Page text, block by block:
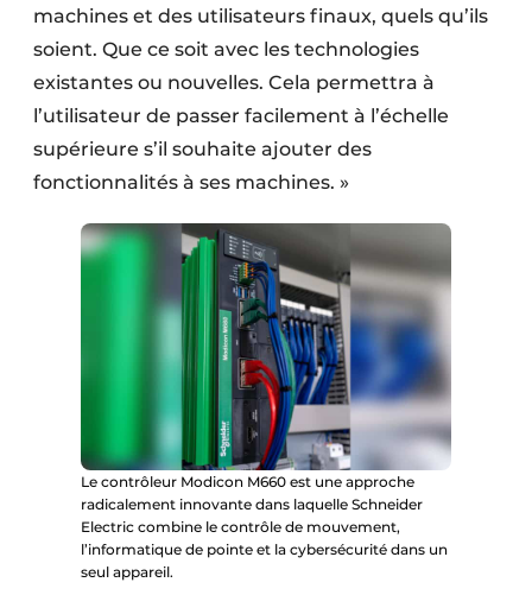
machines et des utilisateurs finaux, quels qu’ils
soient. Que ce soit avec les technologies
existantes ou nouvelles. Cela permettra à
l’utilisateur de passer facilement à l’échelle
supérieure s’il souhaite ajouter des
fonctionnalités à ses machines. »
Le contrôleur Modicon M660 est une approche
radicalement innovante dans laquelle Schneider
Electric combine le contrôle de mouvement,
l’informatique de pointe et la cybersécurité dans un
seul appareil.